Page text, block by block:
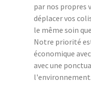
par nos propres
déplacer vos
le même soin
Notre priorité
économique
avec une
l'environnement.